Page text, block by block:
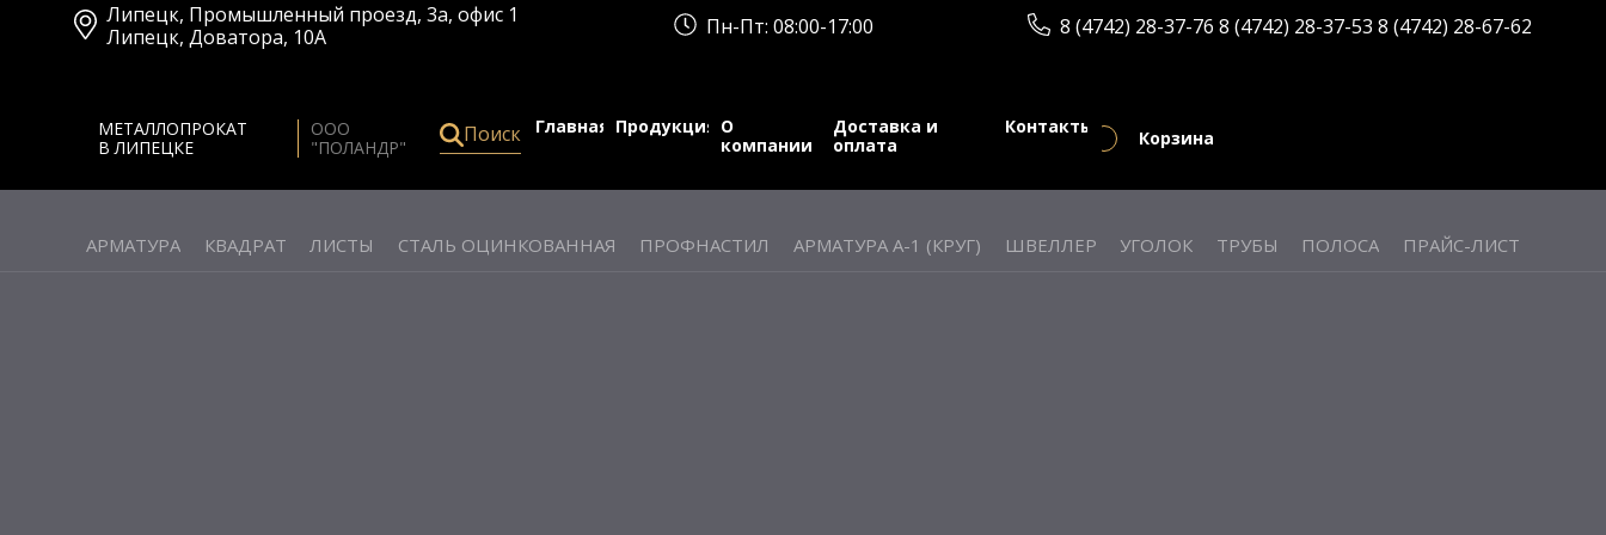
Липецк, Промышленный проезд, 3а, офис 1
Липецк, Доватора, 10А Пн-Пт: 08:00-17:00 8 (4742) 28-37-76 8 (4742) 28-37-53 8 (4742) 28-67-62
МЕТАЛЛОПРОКАТ
В ЛИПЕЦКЕ
ООО
"ПОЛАНДР"
Поиск Главная Продукция О
компании
Доставка и
оплата
Контакты
Корзина
АРМАТУРА КВАДРАТ ЛИСТЫ СТАЛЬ ОЦИНКОВАННАЯ ПРОФНАСТИЛ АРМАТУРА А-1 (КРУГ) ШВЕЛЛЕР УГОЛОК ТРУБЫ ПОЛОСА ПРАЙС-ЛИСТ